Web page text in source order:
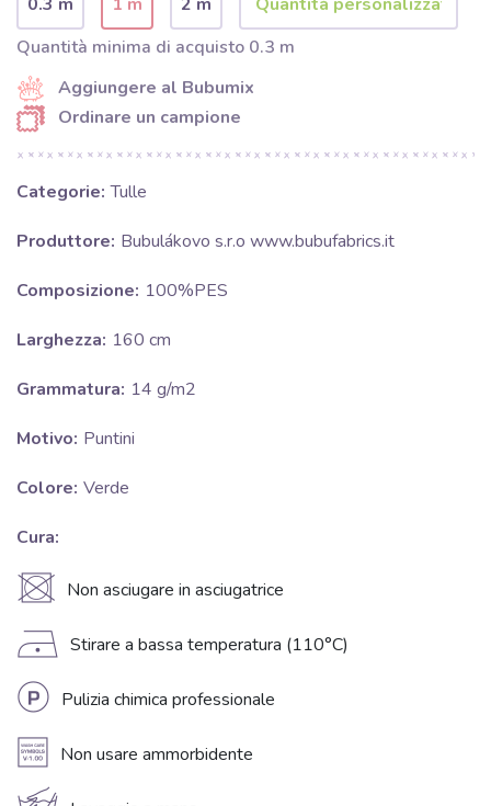
Quantità minima di acquisto 0.3 m
Aggiungere al Bubumix
Ordinare un campione
Categorie: Tulle
Produttore: Bubulákovo s.r.o www.bubufabrics.it
Composizione: 100%PES
Larghezza: 160 cm
Grammatura: 14 g/m2
Motivo: Puntini
Colore: Verde
Cura:
U Non asciugare in asciugatrice
D Stirare a bassa temperatura (110°C)
L Pulizia chimica professionale
A Non usare ammorbidente